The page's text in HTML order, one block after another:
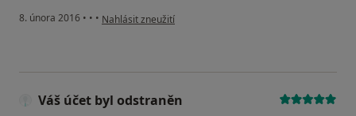
8. února 2016 • • • podle názoru uživatele Váš účet byl odstraněn
Nahlásit zneužití
Váš účet byl odstraněn